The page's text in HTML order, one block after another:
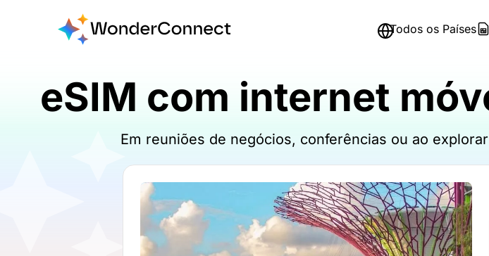
Todos os Países
eSIM com internet
Em reuniões de negócios, conferências ou ao